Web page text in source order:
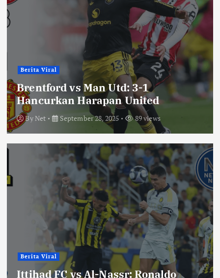
Berita Viral
Brentford vs Man Utd: 3-1
Hancurkan Harapan United
ByNet September 28, 2025 89 views
Berita Viral
Ittihad FC vs Al-Nassr: Ronaldo